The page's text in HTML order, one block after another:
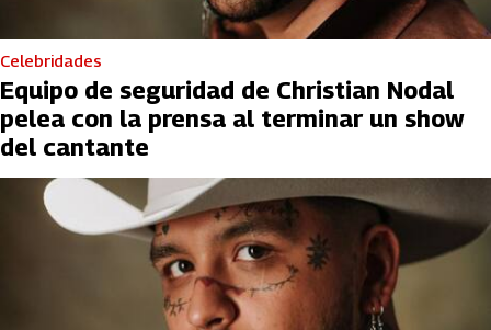
Celebridades
Equipo de seguridad de Christian Nodal
pelea con la prensa al terminar un show
del cantante